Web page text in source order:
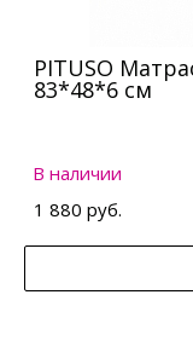
PITUSO
83*48*6 см
В наличии
1 880 руб.